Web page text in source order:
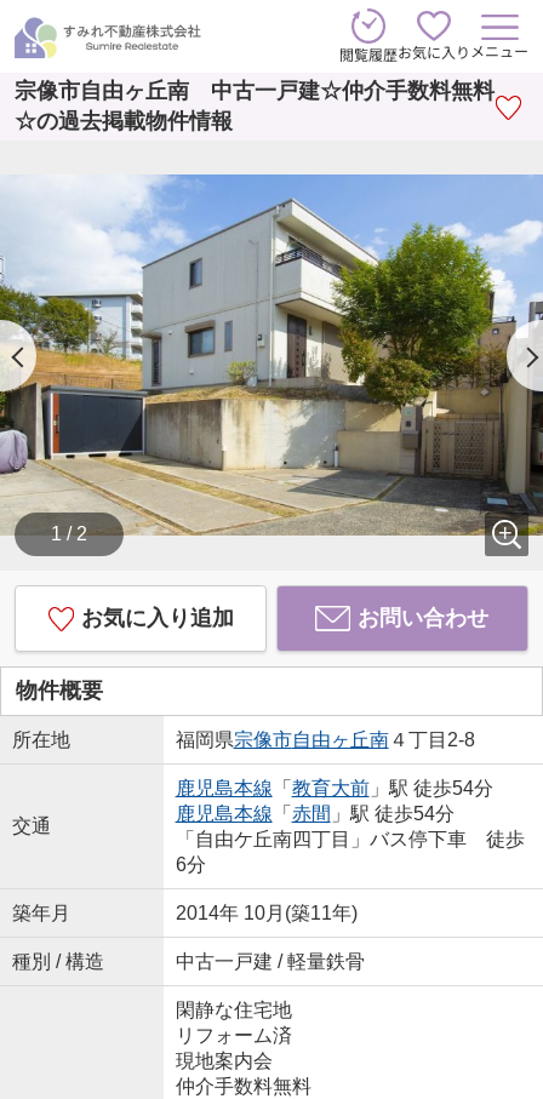
閲覧履歴お気に入り メニュー
宗像市自由ヶ丘南 中古一戸建☆仲介手数料無料
☆の過去掲載物件情報
1 / 2
お気に入り追加 お問い合わせ
物件概要
所在地 福岡県宗像市自由ヶ丘南４丁目2-8
交通
鹿児島本線 「 教育大前」駅 徒歩54分
鹿児島本線 「 赤間 」駅 徒歩54分
「自由ケ丘南四丁目」バス停下車 徒歩
6分
築年月 2014年 10月(築11年)
種別 / 構造 中古一戸建 / 軽量鉄骨
閑静な住宅地
リフォーム済
現地案内会
仲介手数料無料